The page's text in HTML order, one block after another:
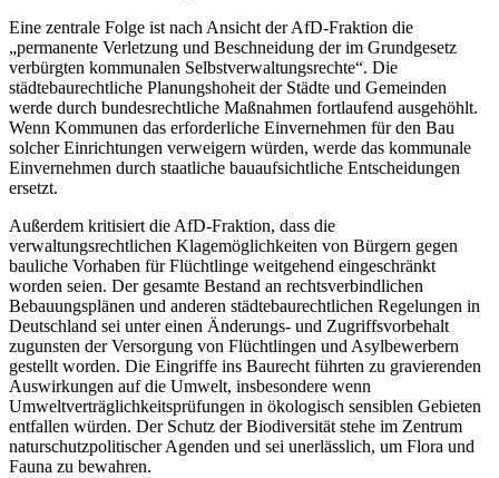
Eine zentrale Folge ist nach Ansicht der AfD-Fraktion die
„permanente Verletzung und Beschneidung der im Grundgesetz
verbürgten kommunalen Selbstverwaltungsrechte“. Die
städtebaurechtliche Planungshoheit der Städte und Gemeinden
werde durch bundesrechtliche Maßnahmen fortlaufend ausgehöhlt.
Wenn Kommunen das erforderliche Einvernehmen für den Bau
solcher Einrichtungen verweigern würden, werde das kommunale
Einvernehmen durch staatliche bauaufsichtliche Entscheidungen
ersetzt.
Außerdem kritisiert die AfD-Fraktion, dass die
verwaltungsrechtlichen Klagemöglichkeiten von Bürgern gegen
bauliche Vorhaben für Flüchtlinge weitgehend eingeschränkt
worden seien. Der gesamte Bestand an rechtsverbindlichen
Bebauungsplänen und anderen städtebaurechtlichen Regelungen in
Deutschland sei unter einen Änderungs- und Zugriffsvorbehalt
zugunsten der Versorgung von Flüchtlingen und Asylbewerbern
gestellt worden. Die Eingriffe ins Baurecht führten zu gravierenden
Auswirkungen auf die Umwelt, insbesondere wenn
Umweltverträglichkeitsprüfungen in ökologisch sensiblen Gebieten
entfallen würden. Der Schutz der Biodiversität stehe im Zentrum
naturschutzpolitischer Agenden und sei unerlässlich, um Flora und
Fauna zu bewahren.